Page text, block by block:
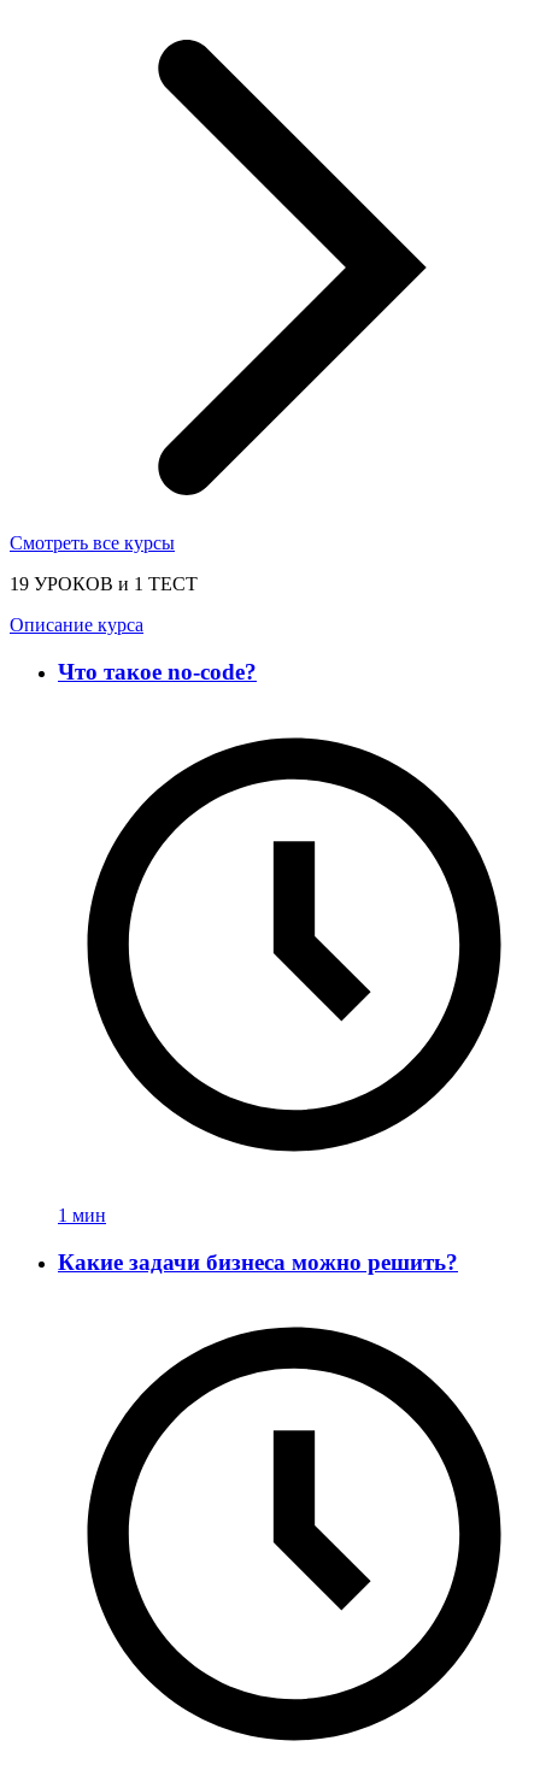
Смотреть все курсы
19 УРОКОВ и 1 ТЕСТ
Описание курса
Что такое no-code?
1 мин
Какие задачи бизнеса можно решить?